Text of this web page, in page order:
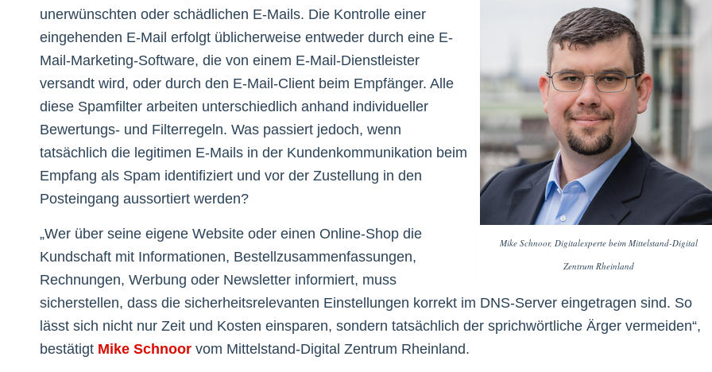
Mike Schnoor, Digitalexperte beim Mittelstand-Digital
Zentrum Rheinland
unerwünschten oder schädlichen E-Mails. Die Kontrolle einer
eingehenden E-Mail erfolgt üblicherweise entweder durch eine E-
Mail-Marketing-Software, die von einem E-Mail-Dienstleister
versandt wird, oder durch den E-Mail-Client beim Empfänger. Alle
diese Spamfilter arbeiten unterschiedlich anhand individueller
Bewertungs- und Filterregeln. Was passiert jedoch, wenn
tatsächlich die legitimen E-Mails in der Kundenkommunikation beim
Empfang als Spam identifiziert und vor der Zustellung in den
Posteingang aussortiert werden?
„Wer über seine eigene Website oder einen Online-Shop die
Kundschaft mit Informationen, Bestellzusammenfassungen,
Rechnungen, Werbung oder Newsletter informiert, muss
sicherstellen, dass die sicherheitsrelevanten Einstellungen korrekt im DNS-Server eingetragen sind. So
lässt sich nicht nur Zeit und Kosten einsparen, sondern tatsächlich der sprichwörtliche Ärger vermeiden“,
bestätigt Mike Schnoor vom Mittelstand-Digital Zentrum Rheinland.